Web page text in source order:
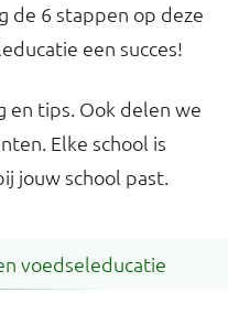
de 6 stappen op deze
een succes!
en tips. Ook delen we
Elke school is
jouw school past.
voedseleducatie